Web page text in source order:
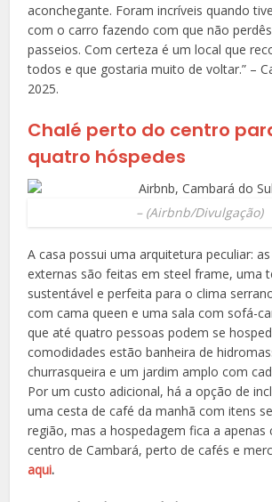
aconchegante. Foram incríveis quando
com o carro fazendo com que não
passeios. Com certeza é um local que
todos e que gostaria muito de voltar.” –
2025.
Chalé perto do centro
quatro hóspedes
– (Airbnb/Divulgação)
A casa possui uma arquitetura peculiar:
externas são feitas em steel frame, uma
sustentável e perfeita para o clima
com cama queen e uma sala com sofá-
que até quatro pessoas podem se
comodidades estão banheira de
churrasqueira e um jardim amplo com
Por um custo adicional, há a opção de
uma cesta de café da manhã com itens
região, mas a hospedagem fica a apenas
centro de Cambará, perto de cafés e
aqui.